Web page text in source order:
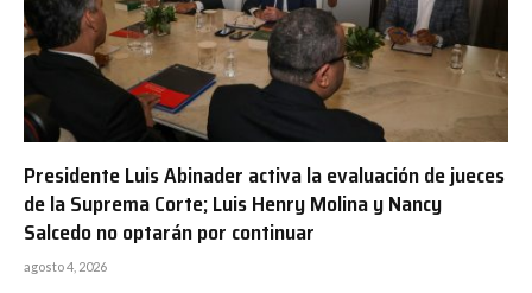
Presidente Luis Abinader activa la evaluación de jueces
de la Suprema Corte; Luis Henry Molina y Nancy
Salcedo no optarán por continuar
agosto 4, 2026